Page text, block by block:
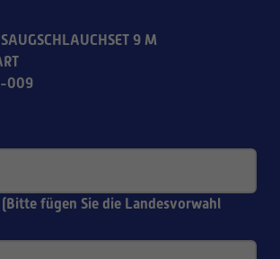
9 M
009
fügen Sie die Landesvorwahl